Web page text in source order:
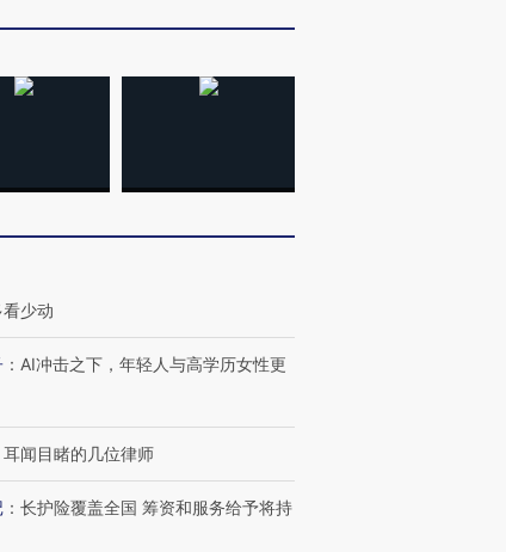
道危
班牙
128毫米 紧急转移近
4000人
米
看少动
： AI冲击之下，年轻人与高学历女性更
耳闻目睹的几位律师
： 长护险覆盖全国 筹资和服务给予将持